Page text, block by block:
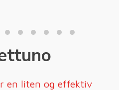
en liten og effektiv